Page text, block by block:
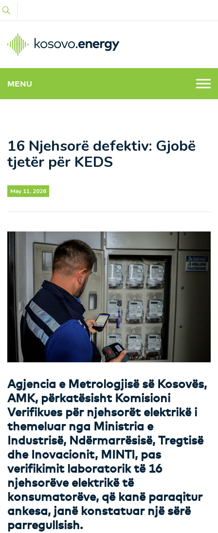
MENU
16 Njehsorë defektiv: Gjobë
tjetër për KEDS
May 11, 2026
Agjencia e Metrologjisë së Kosovës,
AMK, përkatësisht Komisioni
Verifikues për njehsorët elektrikë i
themeluar nga Ministria e
Industrisë, Ndërmarrësisë, Tregtisë
dhe Inovacionit, MINTI, pas
verifikimit laboratorik të 16
njehsorëve elektrikë të
konsumatorëve, që kanë paraqitur
ankesa, janë konstatuar një sërë
parregullsish.